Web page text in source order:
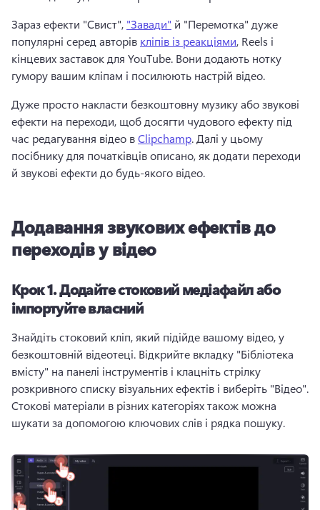
Зараз ефекти "Свист", "Завади" й "Перемотка" дуже
популярні серед авторів кліпів із реакціями, Reels і
кінцевих заставок для YouTube. Вони додають нотку
гумору вашим кліпам і посилюють настрій відео.
Дуже просто накласти безкоштовну музику або звукові
ефекти на переходи, щоб досягти чудового ефекту під
час редагування відео в Clipchamp. Далі у цьому
посібнику для початківців описано, як додати переходи
й звукові ефекти до будь-якого відео.
Додавання звукових ефектів до
переходів у відео
Крок 1.Додайте стоковий медіафайл або
імпортуйте власний
Знайдіть стоковий кліп, який підійде вашому відео, у
безкоштовній відеотеці. Відкрийте вкладку "Бібліотека
вмісту" на панелі інструментів і клацніть стрілку
Стокові матеріали в різних категоріях також можна
шукати за допомогою ключових слів і рядка пошуку.